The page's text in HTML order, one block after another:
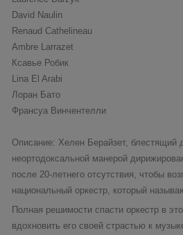
David Naulin
Renaud Cathelineau
Ambre Larrazet
Ксавье Робик
Lina El Arabi
Лоран Бато
Франсуа Винчентелли
Описание: Хелен Берайзет, блестящий
неортодоксальной манерой
после 20-летнего отсутствия, чтобы
национальный оркестр, который
Полная решимости спасти оркестр в
вдохновить его своей страстью к